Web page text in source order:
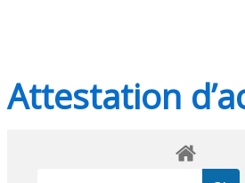
Attestation